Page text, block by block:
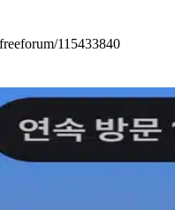
115433840